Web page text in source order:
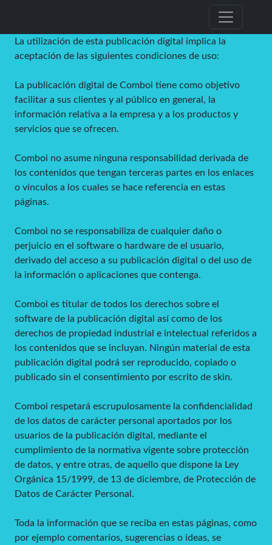
La utilización de esta publicación digital implica la
aceptación de las siguientes condiciones de uso:
La publicación digital de Comboi tiene como objetivo
facilitar a sus clientes y al público en general, la
información relativa a la empresa y a los productos y
servicios que se ofrecen.
Comboi no asume ninguna responsabilidad derivada de
los contenidos que tengan terceras partes en los enlaces
o vínculos a los cuales se hace referencia en estas
páginas.
Comboi no se responsabiliza de cualquier daño o
perjuicio en el software o hardware de el usuario,
derivado del acceso a su publicación digital o del uso de
la información o aplicaciones que contenga.
Comboi es titular de todos los derechos sobre el
software de la publicación digital así como de los
derechos de propiedad industrial e intelectual referidos a
los contenidos que se incluyan. Ningún material de esta
publicación digital podrá ser reproducido, copiado o
publicado sin el consentimiento por escrito de skin.
Comboi respetará escrupulosamente la confidencialidad
de los datos de carácter personal aportados por los
usuarios de la publicación digital, mediante el
cumplimiento de la normativa vigente sobre protección
de datos, y entre otras, de aquello que dispone la Ley
Orgánica 15/1999, de 13 de diciembre, de Protección de
Datos de Carácter Personal.
Toda la información que se reciba en estas páginas, como
por ejemplo comentarios, sugerencias o ideas, se